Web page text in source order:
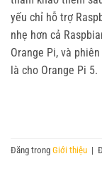
yếu chỉ hỗ trợ
nhẹ hơn cả
Orange Pi, và
là cho Orange Pi 5.
Đăng trong Giới thiệu |